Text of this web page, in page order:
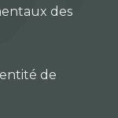
des
de